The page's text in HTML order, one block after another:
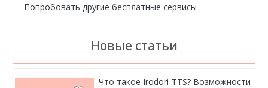
Попробовать другие бесплатные сервисы
Новые статьи
Что такое Irodori-TTS? Возможности